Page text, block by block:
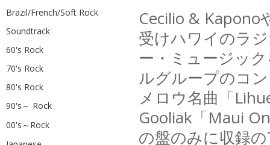
Cecilio &
受けハワイのラ
ー・ミュージッ
ルグループのコ
メロウ名曲「
Gooliak「Maui
の盤のみに収録
Brazil/French/Soft Rock
Soundtrack
60's Rock
70's Rock
80's Rock
90's～ Rock
00's～Rock